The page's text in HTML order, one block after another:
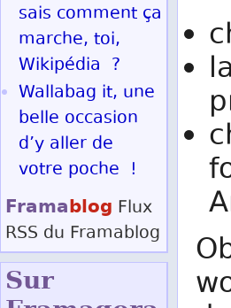
sais comment ça
marche, toi,
Wikipédia ?
Wallabag it, une
belle occasion
d’y aller de
votre poche !
Framablog Flux
RSS du Framablog
Sur